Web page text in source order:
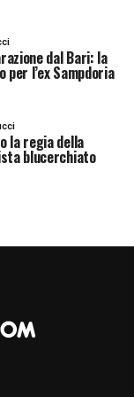
dal Bari: la
l’ex Sampdoria
la regia della
blucerchiato